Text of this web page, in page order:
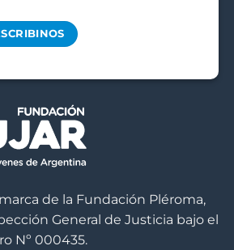
de la Fundación Pléroma,
General de Justicia bajo el
Nº 000435.